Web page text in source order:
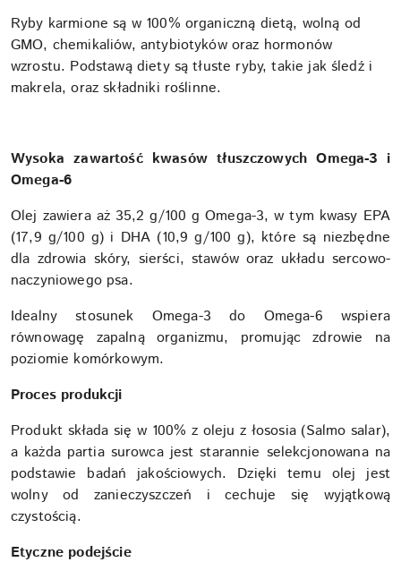
Ryby karmione są w 100% organiczną dietą, wolną od
GMO, chemikaliów, antybiotyków oraz hormonów
wzrostu. Podstawą diety są tłuste ryby, takie jak śledź i
makrela, oraz składniki roślinne.
Wysoka zawartość kwasów tłuszczowych Omega-3 i
Omega-6
Olej zawiera aż 35,2 g/100 g Omega-3, w tym kwasy EPA
(17,9 g/100 g) i DHA (10,9 g/100 g), które są niezbędne
dla zdrowia skóry, sierści, stawów oraz układu sercowo-
naczyniowego psa.
Idealny stosunek Omega-3 do Omega-6 wspiera
równowagę zapalną organizmu, promując zdrowie na
poziomie komórkowym.
Proces produkcji
Produkt składa się w 100% z oleju z łososia (Salmo salar),
a każda partia surowca jest starannie selekcjonowana na
podstawie badań jakościowych. Dzięki temu olej jest
wolny od zanieczyszczeń i cechuje się wyjątkową
czystością.
Etyczne podejście